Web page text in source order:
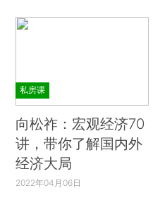
私房课
向松祚：宏观经济70
讲，带你了解国内外
经济大局
2022年04月06日